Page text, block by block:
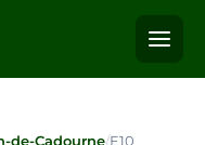
de-Cadourne/E10